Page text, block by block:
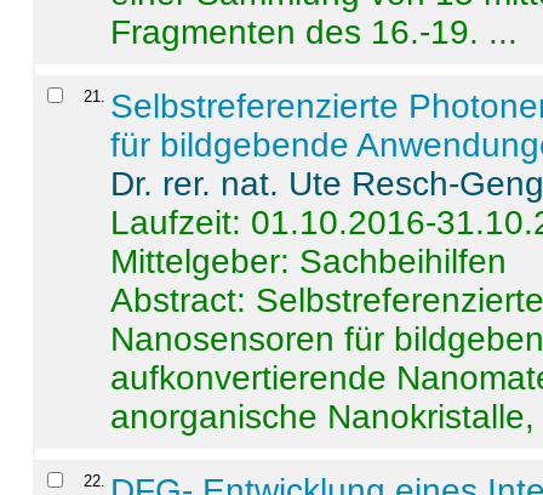
Fragmenten des 16.-19. ...
21
Selbstreferenzierte
für bildgebende
Dr. rer. nat. Ute Resch-
Laufzeit: 01.10.2016-
Mittelgeber: Sachbeihilfen
Abstract:
Nanosensoren für
aufkonvertierende
anorganische
22